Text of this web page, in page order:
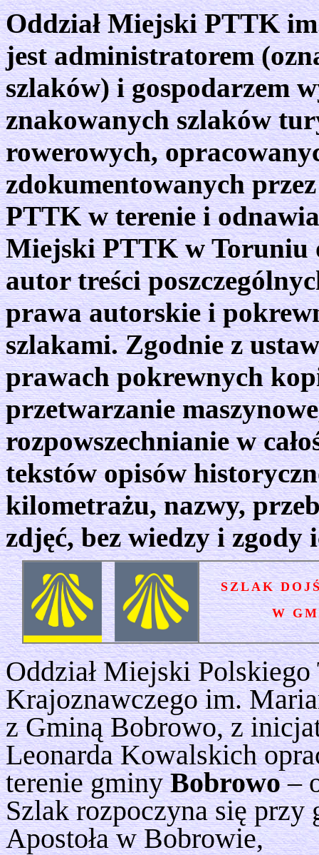
Oddział Miejski PTTK
jest administratorem
szlaków)i gospodarzem
znakowanych szlaków
rowerowych,
zdokumentowanych
PTTK w terenie i
Miejski PTTK w Toruniu
autor treści
prawa autorskie i
szlakami. Zgodnie z
prawach pokrewnych
przetwarzanie
rozpowszechnianie w
tekstów opisów
kilometrażu, nazwy,
zdjęć, bez wiedzy i
SZLAK
W
Oddział Miejski
Krajoznawczego im.
z Gminą Bobrowo, z
Leonarda Kowalskich
terenie gminyBobrowo–
Szlak rozpoczyna się przy
Apostoła w Bobrowie,